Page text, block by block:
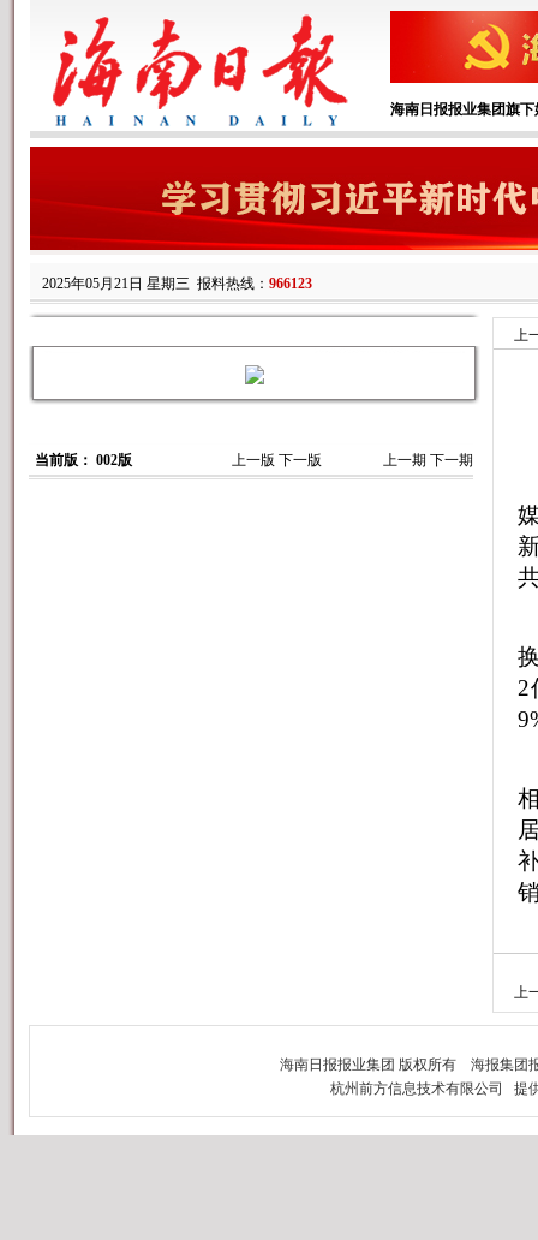
海南日报报业集团旗下
2025年05月21日 星期三 报料热线： 966123
当前版： 002版 上一版 下一版 上一期 下一期
上
2
“
上